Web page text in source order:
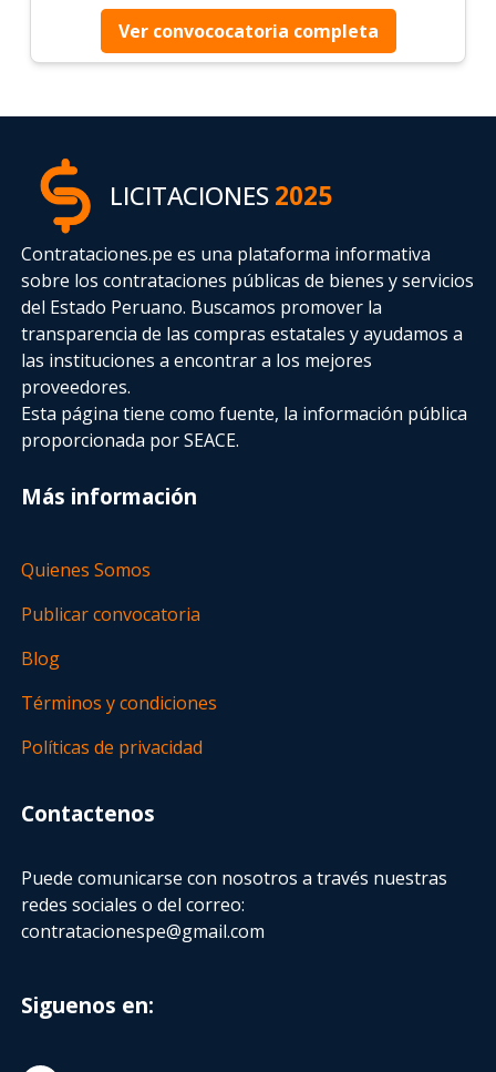
Ver convococatoria completa
LICITACIONES2025
Contrataciones.pe es una plataforma informativa
sobre los contrataciones públicas de bienes y servicios
del Estado Peruano. Buscamos promover la
transparencia de las compras estatalesy ayudamos a
las instituciones a encontrar a los mejores
proveedores.
Esta página tiene como fuente, la información pública
proporcionada por SEACE.
Más información
Quienes Somos
Publicar convocatoria
Blog
Términos y condiciones
Políticas de privacidad
Contactenos
Puede comunicarse con nosotros a través nuestras
redes sociales o del correo:
contratacionespe@gmail.com
Siguenos en: